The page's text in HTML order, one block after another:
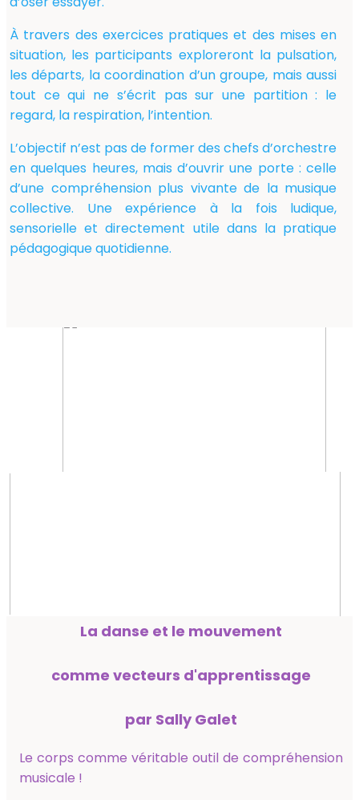
À travers des exercices pratiques et des mises en
situation, les participants exploreront la pulsation,
les départs, la coordination d’un groupe, mais aussi
tout ce qui ne s’écrit pas sur une partition : le
regard, la respiration, l’intention.
L’objectif n’est pas de former des chefs d’orchestre
en quelques heures, mais d’ouvrir une porte : celle
d’une compréhension plus vivante de la musique
collective. Une expérience à la fois ludique,
sensorielle et directement utile dans la pratique
pédagogique quotidienne.
La danse et le mouvement
comme vecteurs d'apprentissage
par Sally Galet
Le corps comme véritable outil de compréhension
musicale !